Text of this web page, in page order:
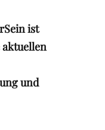
ist
und